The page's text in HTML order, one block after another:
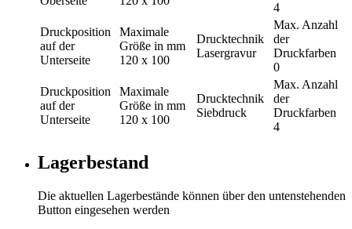
4
Druckposition
auf der
Unterseite
Maximale
Größe in mm
120 x 100
Drucktechnik
Lasergravur
Max. Anzahl
der
Druckfarben
0
Druckposition
auf der
Unterseite
Maximale
Größe in mm
120 x 100
Drucktechnik
Siebdruck
Max. Anzahl
der
Druckfarben
4
Lagerbestand
Die aktuellen Lagerbestände können über den untenstehenden
Button eingesehen werden